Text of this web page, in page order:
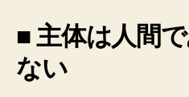
■ 主体は人間
ない